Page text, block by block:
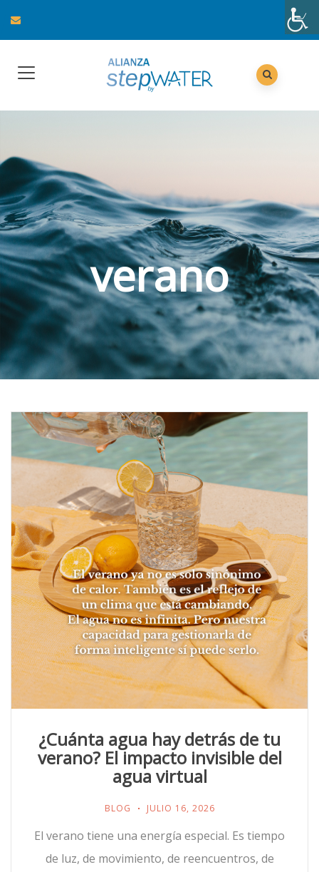
verano
¿Cuánta agua hay detrás de tu
verano? El impacto invisible del
agua virtual
BLOG JULIO 16, 2026
El verano tiene una energía especial. Es tiempo
de luz, de movimiento, de reencuentros, de